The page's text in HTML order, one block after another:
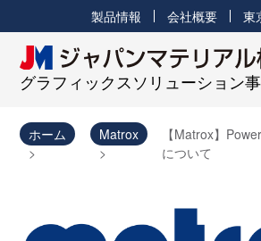
グラフィックスソリューション
製品情報 会社概要 東
ホーム Matrox
【Matrox】
について